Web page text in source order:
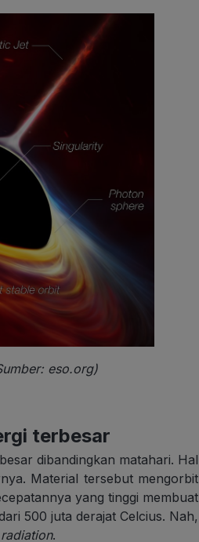
eso.org)
terbesar
dibandingkan matahari. Hal
Material tersebut mengorbit
yang tinggi membuat
500 juta derajat Celcius. Nah,
.